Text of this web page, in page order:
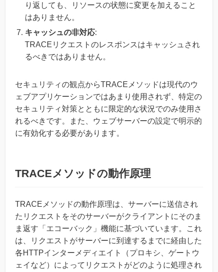
り返しても、リソースの状態に変更を加えること
はありません。
キャッシュの非対応:
TRACEリクエストのレスポンスはキャッシュされ
るべきではありません。
セキュリティの観点からTRACEメソッドは現代のウ
ェブアプリケーションではあまり使用されず、特定の
セキュリティ対策とともに限定的な状況でのみ使用さ
れるべきです。また、ウェブサーバーの設定で明示的
に有効化する必要があります。
TRACEメソッドの動作原理
TRACEメソッドの動作原理は、サーバーに送信され
たリクエストをそのサーバーがクライアントにそのま
ま返す「エコーバック」機能に基づいています。これ
は、リクエストがサーバーに到達するまでに経由した
各HTTPインターメディエイト（プロキシ、ゲートウ
ェイなど）によってリクエストがどのように処理され